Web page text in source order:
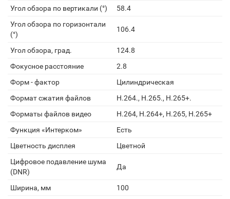
Угол обзора по вертикали (°)
58.4
Угол обзора по горизонтали
(°)
106.4
Угол обзора, град.
124.8
Фокусное расстояние
2.8
Форм - фактор
Цилиндрическая
Формат сжатия файлов
H.264., H.265., H.265+.
Форматы файлов видео
H.264, H.264+, H.265, H.265+
Функция «Интерком»
Есть
Цветность дисплея
Цветной
Цифровое подавление шума
(DNR)
Да
Ширина, мм
100